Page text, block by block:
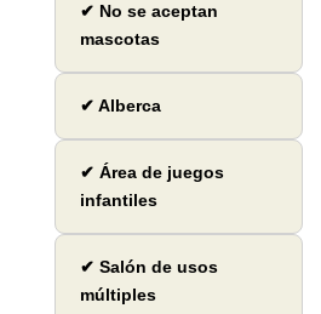
✔ No se aceptan
mascotas
✔ Alberca
✔ Área de juegos
infantiles
✔ Salón de usos
múltiples